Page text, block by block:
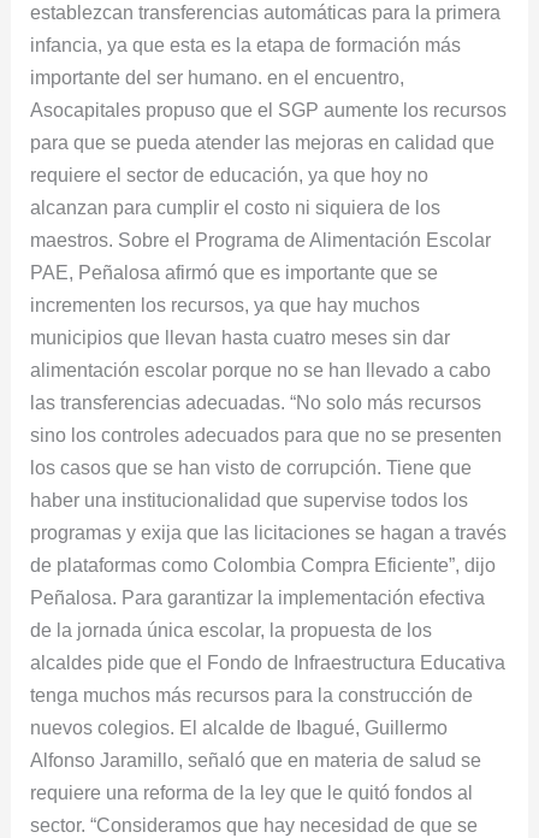
establezcan transferencias automáticas para la primera
infancia, ya que esta es la etapa de formación más
importante del ser humano. en el encuentro,
Asocapitales propuso que el SGP aumente los recursos
para que se pueda atender las mejoras en calidad que
requiere el sector de educación, ya que hoy no
alcanzan para cumplir el costo ni siquiera de los
maestros. Sobre el Programa de Alimentación Escolar
PAE, Peñalosa afirmó que es importante que se
incrementen los recursos, ya que hay muchos
municipios que llevan hasta cuatro meses sin dar
alimentación escolar porque no se han llevado a cabo
las transferencias adecuadas. “No solo más recursos
sino los controles adecuados para que no se presenten
los casos que se han visto de corrupción. Tiene que
haber una institucionalidad que supervise todos los
programas y exija que las licitaciones se hagan a través
de plataformas como Colombia Compra Eficiente”, dijo
Peñalosa. Para garantizar la implementación efectiva
de la jornada única escolar, la propuesta de los
alcaldes pide que el Fondo de Infraestructura Educativa
tenga muchos más recursos para la construcción de
nuevos colegios. El alcalde de Ibagué, Guillermo
Alfonso Jaramillo, señaló que en materia de salud se
requiere una reforma de la ley que le quitó fondos al
sector. “Consideramos que hay necesidad de que se